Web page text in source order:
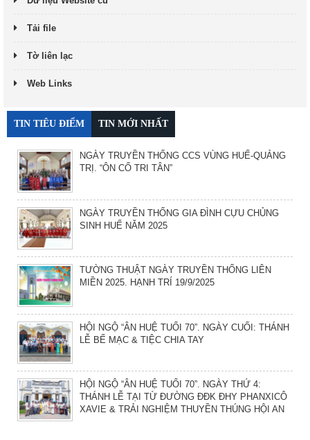
Tải file
Tờ liên lạc
Web Links
TIN TIÊU ĐIỂM TIN MỚI NHẤT
NGÀY TRUYỀN THỐNG CCS VÙNG HUẾ-QUẢNG
TRỊ. “ÔN CỐ TRI TÂN”
NGÀY TRUYỀN THỐNG GIA ĐÌNH CỰU CHỦNG
SINH HUẾ NĂM 2025
TƯỜNG THUẬT NGÀY TRUYỀN THỐNG LIÊN
MIỀN 2025. HẠNH TRÍ 19/9/2025
HỘI NGỘ “ÂN HUỆ TUỔI 70”. NGÀY CUỐI: THÁNH
LỄ BẾ MẠC & TIỆC CHIA TAY
HỘI NGỘ “ÂN HUỆ TUỔI 70”. NGÀY THỨ 4:
THÁNH LỄ TẠI TỪ ĐƯỜNG ĐĐK ĐHY PHANXICÔ
XAVIE & TRẢI NGHIỆM THUYỀN THÚNG HỘI AN